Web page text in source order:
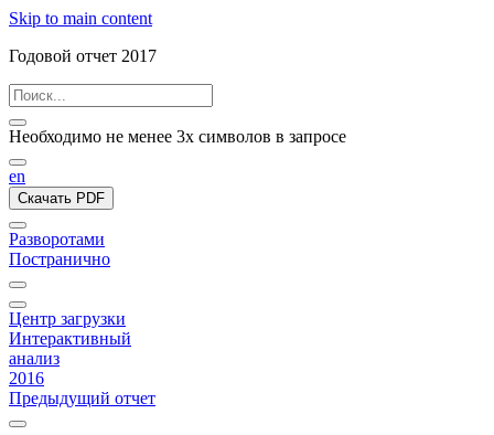
Skip to main content
Годовой отчет 2017
Необходимо не менее 3х символов в запросе
en
Скачать PDF
Разворотами
Постранично
Центр загрузки
Интерактивный
анализ
2016
Предыдущий отчет